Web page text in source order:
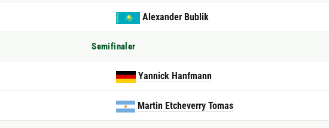
Alexander Bublik
Semifinaler
Yannick Hanfmann
Martin Etcheverry Tomas